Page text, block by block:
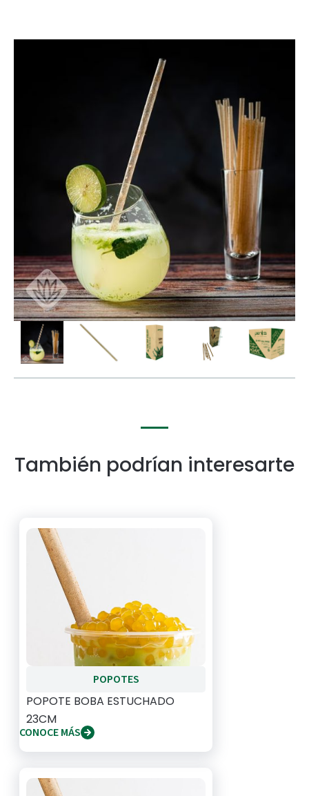
También podrían interesarte
POPOTES
POPOTE BOBA ESTUCHADO
23CM
CONOCE MÁS